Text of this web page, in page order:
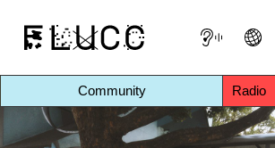
Community Radio